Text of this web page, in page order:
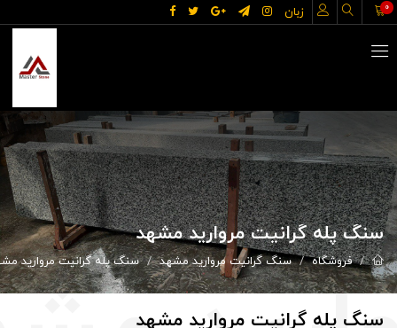
زبان 0
سنگ پله گرانیت مروارید مشهد
فروشگاه سنگ گرانیت مروارید مشهد سنگ پله گرانیت مروارید
سنگ پله گرانیت مروارید مشهد